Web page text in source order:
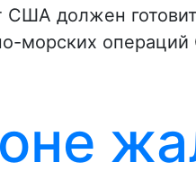
должен
морских